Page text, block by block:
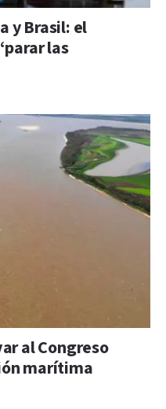
y Brasil: el
las
al Congreso
marítima